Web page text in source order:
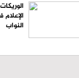
النواب